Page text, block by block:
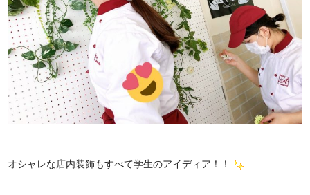
オシャレな店内装飾もすべて学生のアイディア！！